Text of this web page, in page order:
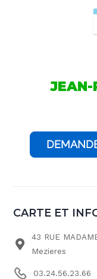
JEAN-
CARTE ET
43 RUE
Mezieres
03.24.56.23.66